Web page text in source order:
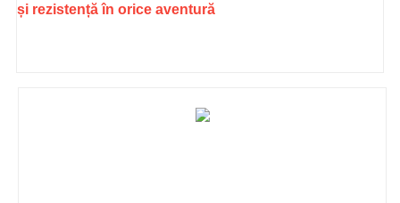
și rezistență în orice aventură